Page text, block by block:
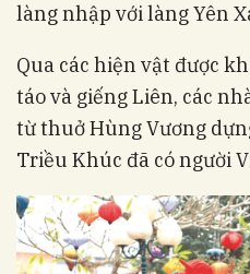
làng nhập với làng Yên
Qua các hiện vật được
táo và giếng Liên, các
từ thuở Hùng Vương
Triều Khúc đã có người